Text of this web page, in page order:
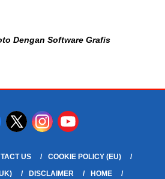
Dengan Software Grafis
US
COOKIE POLICY (EU)
DISCLAIMER HOME